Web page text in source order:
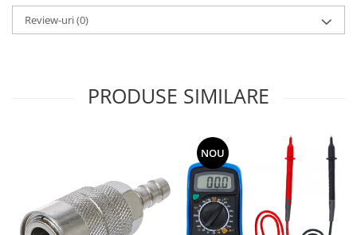
Review-uri(0)
PRODUSE SIMILARE
NOU